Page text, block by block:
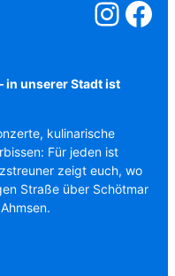
Salzstreuner
in unserer Stadt ist
kulinarische
Für jeden ist
zeigt euch, wo
Straße über Schötmar